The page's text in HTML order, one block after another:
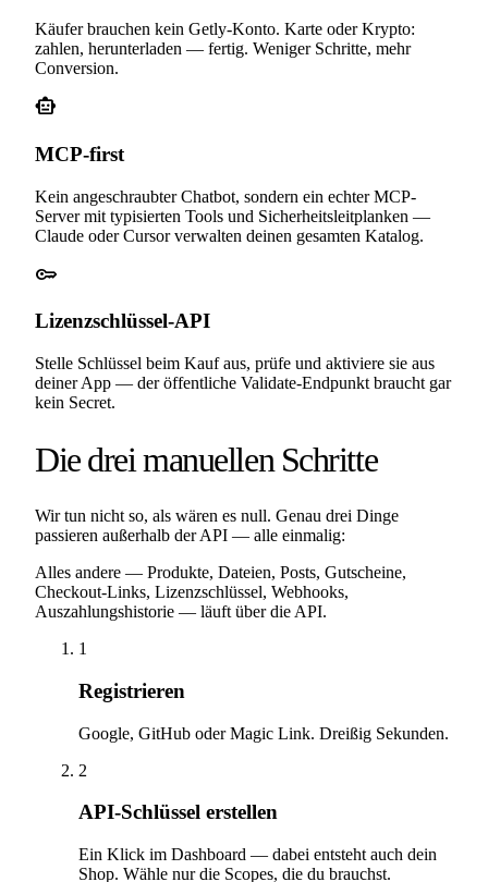
Käufer brauchen kein Getly-Konto. Karte oder Krypto:
zahlen, herunterladen — fertig. Weniger Schritte, mehr
Conversion.
smart_toy
MCP-first
Kein angeschraubter Chatbot, sondern ein echter MCP-
Server mit typisierten Tools und Sicherheitsleitplanken —
Claude oder Cursor verwalten deinen gesamten Katalog.
key
Lizenzschlüssel-API
Stelle Schlüssel beim Kauf aus, prüfe und aktiviere sie aus
deiner App — der öffentliche Validate-Endpunkt braucht gar
kein Secret.
Die drei manuellen Schritte
Wir tun nicht so, als wären es null. Genau drei Dinge
passieren außerhalb der API — alle einmalig:
Alles andere — Produkte, Dateien, Posts, Gutscheine,
Checkout-Links, Lizenzschlüssel, Webhooks,
Auszahlungshistorie — läuft über die API.
1
Registrieren
Google, GitHub oder Magic Link. Dreißig Sekunden.
2
API-Schlüssel erstellen
Ein Klick im Dashboard — dabei entsteht auch dein
Shop. Wähle nur die Scopes, die du brauchst.